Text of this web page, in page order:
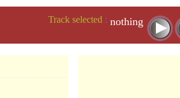
Track selected : nothing